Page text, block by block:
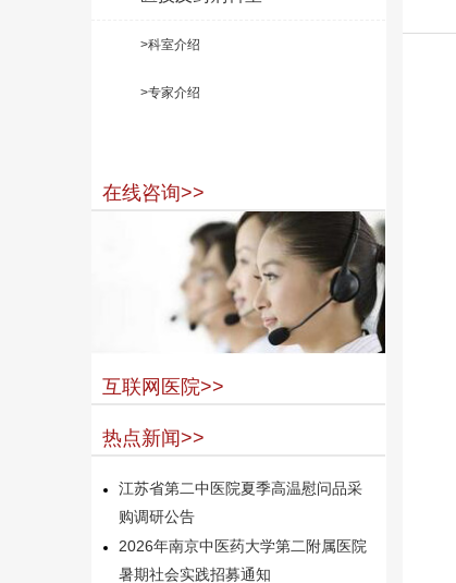
>科室介绍
>专家介绍
在线咨询>>
互联网医院>>
热点新闻>>
江苏省第二中医院夏季高温慰问品采
购调研公告
2026年南京中医药大学第二附属医院
暑期社会实践招募通知